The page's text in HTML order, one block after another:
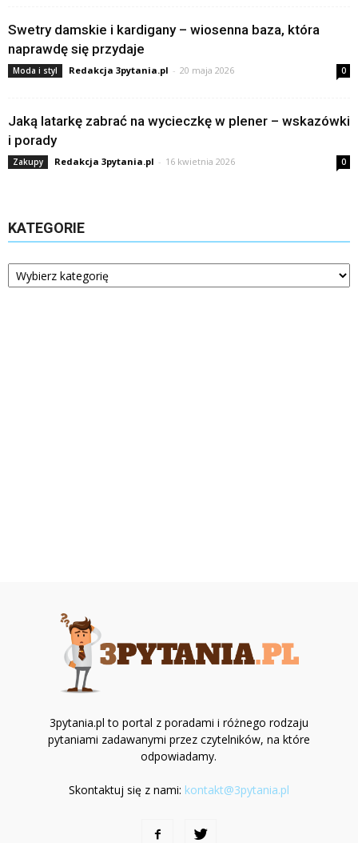
Swetry damskie i kardigany – wiosenna baza, która
naprawdę się przydaje
Moda i styl Redakcja 3pytania.pl - 20 maja 2026 0
Jaką latarkę zabrać na wycieczkę w plener – wskazówki
i porady
Zakupy Redakcja 3pytania.pl - 16 kwietnia 2026 0
KATEGORIE
Kategorie
3pytania.pl to portal z poradami i różnego rodzaju
pytaniami zadawanymi przez czytelników, na które
odpowiadamy.
Skontaktuj się z nami: kontakt@3pytania.pl